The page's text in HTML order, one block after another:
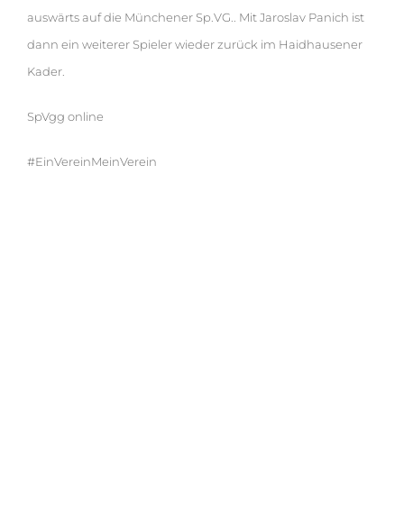
auswärts auf die Münchener Sp.VG.. Mit Jaroslav Panich ist
dann ein weiterer Spieler wieder zurück im Haidhausener
Kader.
SpVgg online
#EinVereinMeinVerein